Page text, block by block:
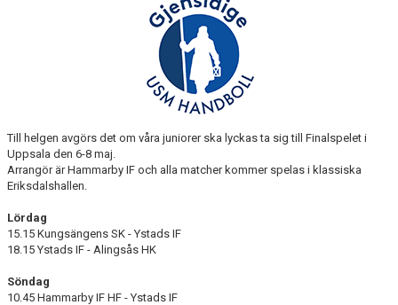
Till helgen avgörs det om våra juniorer ska lyckas ta sig till Finalspelet i
Uppsala den 6-8 maj.
Arrangör är Hammarby IF och alla matcher kommer spelas i klassiska
Eriksdalshallen.
Lördag
15.15 Kungsängens SK - Ystads IF
18.15 Ystads IF - Alingsås HK
Söndag
10.45 Hammarby IF HF - Ystads IF